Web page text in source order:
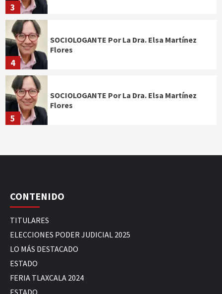
3
4
SOCIOLOGANTE Por La Dra. Elsa Martínez
Flores
5
SOCIOLOGANTE Por La Dra. Elsa Martínez
Flores
CONTENIDO
TITULARES
ELECCIONES PODER JUDICIAL 2025
LO MÁS DESTACADO
ESTADO
FERIA TLAXCALA 2024